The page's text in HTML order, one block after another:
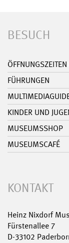
BESUCH
FÜHRUNGEN
KINDER UND
MUSEUMSSHOP
MUSEUMSCAFÉ
KONTAKT
Heinz Nixdorf
Fürstenallee 7
D-33102